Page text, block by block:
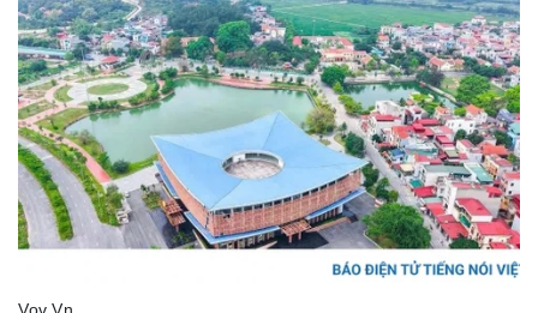
Văn hóa
Sân khấu - Điện ảnh
Văn học
Âm nhạc
Giải trí
Nghệ sĩ
Thời trang
Sao Việt